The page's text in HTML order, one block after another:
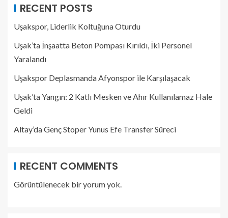
RECENT POSTS
Uşakspor, Liderlik Koltuğuna Oturdu
Uşak’ta İnşaatta Beton Pompası Kırıldı, İki Personel
Yaralandı
Uşakspor Deplasmanda Afyonspor ile Karşılaşacak
Uşak’ta Yangın: 2 Katlı Mesken ve Ahır Kullanılamaz Hale
Geldi
Altay’da Genç Stoper Yunus Efe Transfer Süreci
RECENT COMMENTS
Görüntülenecek bir yorum yok.